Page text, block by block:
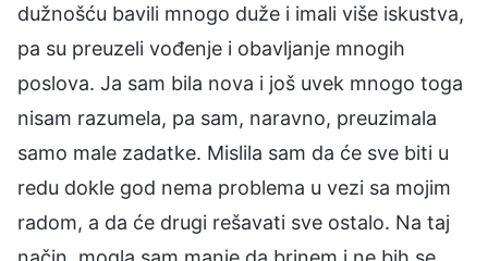
dužnošću bavili mnogo duže i imali više iskustva,
pa su preuzeli vođenje i obavljanje mnogih
poslova. Ja sam bila nova i još uvek mnogo toga
nisam razumela, pa sam, naravno, preuzimala
samo male zadatke. Mislila sam da će sve biti u
redu dokle god nema problema u vezi sa mojim
radom, a da će drugi rešavati sve ostalo. Na taj